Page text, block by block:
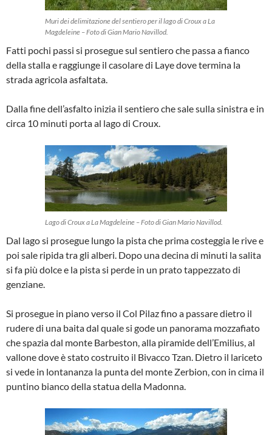
Muri dei delimitazione del sentiero per il lago di Croux a La
Magdeleine – Foto di Gian Mario Navillod.
Fatti pochi passi si prosegue sul sentiero che passa a fianco
della stalla e raggiunge il casolare di Laye dove termina la
strada agricola asfaltata.
Dalla fine dell’asfalto inizia il sentiero che sale sulla sinistra e in
circa 10 minuti porta al lago di Croux.
Lago di Croux a La Magdeleine – Foto di Gian Mario Navillod.
Dal lago si prosegue lungo la pista che prima costeggia le rive e
poi sale ripida tra gli alberi. Dopo una decina di minuti la salita
si fa più dolce e la pista si perde in un prato tappezzato di
genziane.
Si prosegue in piano verso il Col Pilaz fino a passare dietro il
rudere di una baita dal quale si gode un panorama mozzafiato
che spazia dal monte Barbeston, alla piramide dell’Emilius, al
vallone dove è stato costruito il Bivacco Tzan. Dietro il lariceto
si vede in lontananza la punta del monte Zerbion, con in cima il
puntino bianco della statua della Madonna.